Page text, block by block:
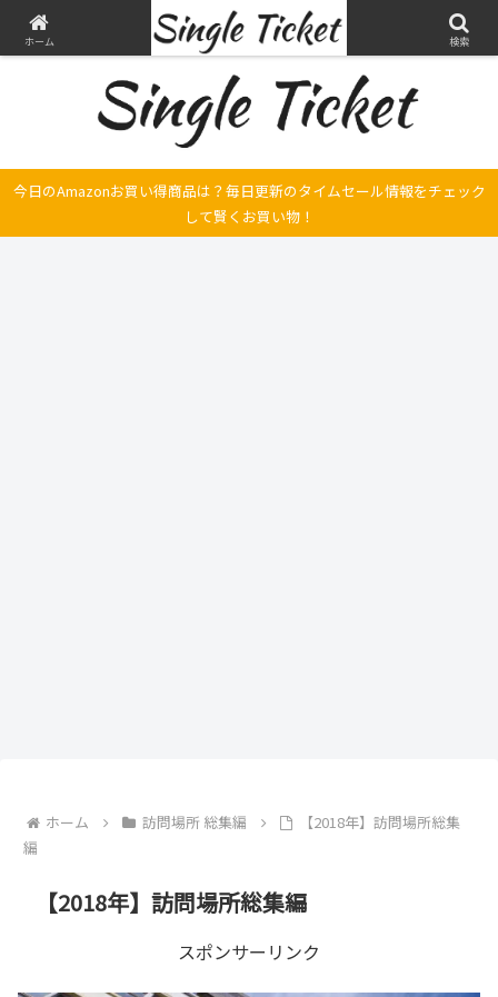
ヤマハ SRX250とFilano115、スバル エクシーガの整備・修理そして旅の記録
今日のAmazonお買い得商品は？毎日更新のタイムセール情報をチェック
して賢くお買い物！
ホーム 訪問場所 総集編
【2018年】訪問場所総集
編
【2018年】訪問場所総集編
スポンサーリンク
ホーム 検索